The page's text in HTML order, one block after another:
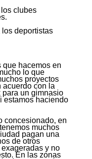
clubes
deportistas
hacemos en
lo que
proyectos
acuerdo con la
para un gimnasio
estamos haciendo
concesionado, en
muchos
pagan una
de otros
y no
En las zonas